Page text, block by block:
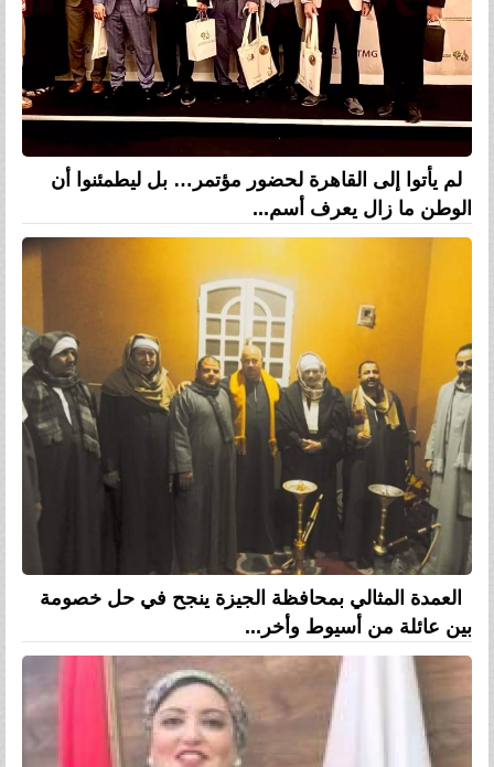
لم يأتوا إلى القاهرة لحضور مؤتمر… بل ليطمئنوا أن
الوطن ما زال يعرف أسم...
العمدة المثالي بمحافظة الجيزة ينجح في حل خصومة
بين عائلة من أسيوط وأخر...